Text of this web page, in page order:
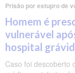
Prisão por estupro de
Homem é
vulnerável
hospital
Caso foi descoberto